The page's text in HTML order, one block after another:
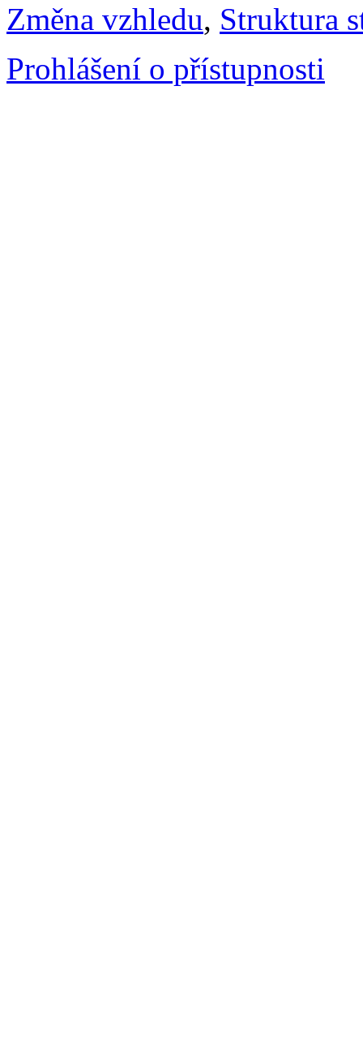
Změna vzhledu, Struktura
Prohlášení o přístupnosti